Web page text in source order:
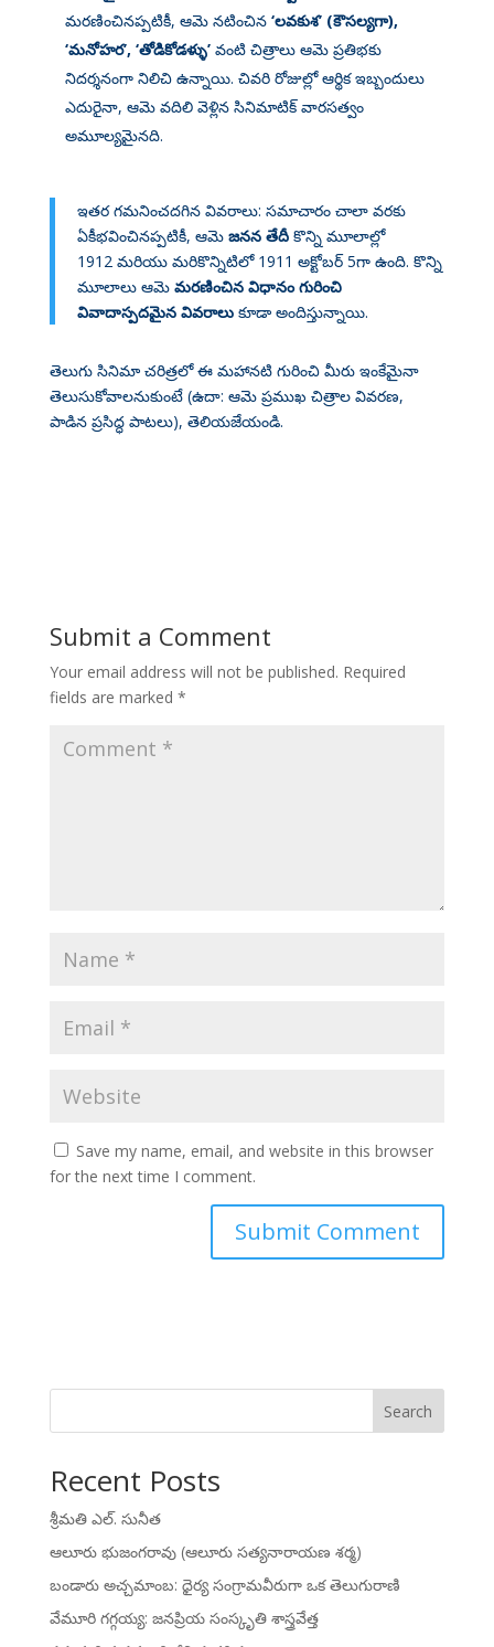
మరణించినప్పటికీ, ఆమె నటించిన ‘లవకుశ’ (కౌసల్యగా),
‘మనోహర’, ‘తోడికోడళ్ళు’వంటి చిత్రాలు ఆమె ప్రతిభకు
నిదర్శనంగా నిలిచి ఉన్నాయి. చివరి రోజుల్లో ఆర్థిక ఇబ్బందులు
ఎదురైనా, ఆమె వదిలి వెళ్లిన సినిమాటిక్ వారసత్వం
అమూల్యమైనది.
ఇతర గమనించదగిన వివరాలు: సమాచారం చాలా వరకు
ఏకీభవించినప్పటికీ, ఆమె జనన తేదీకొన్ని మూలాల్లో
1912 మరియు మరికొన్నిటిలో 1911 అక్టోబర్ 5గా ఉంది. కొన్ని
మూలాలు ఆమె మరణించిన విధానం గురించి
వివాదాస్పదమైన వివరాలుకూడా అందిస్తున్నాయి.
తెలుగు సినిమా చరిత్రలో ఈ మహానటి గురించి మీరు ఇంకేమైనా
తెలుసుకోవాలనుకుంటే (ఉదా: ఆమె ప్రముఖ చిత్రాల వివరణ,
పాడిన ప్రసిద్ధ పాటలు), తెలియజేయండి.
Submit a Comment
Your email address will not be published. Required
fields are marked *
Save my name, email, and website in this browser
for the next time I comment.
Search
Recent Posts
శ్రీమతి ఎల్. సునీత
ఆలూరు భుజంగరావు (ఆలూరు సత్యనారాయణ శర్మ)
బండారు అచ్చమాంబ: ధైర్య సంగ్రామవీరుగా ఒక తెలుగురాణి
వేమూరి గగ్గయ్య: జనప్రియ సంస్కృతి శాస్త్రవేత్త